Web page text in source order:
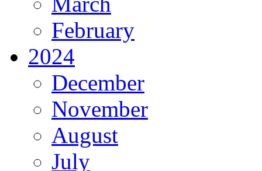
February
2024
December
November
August
July